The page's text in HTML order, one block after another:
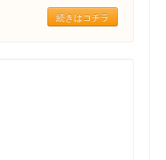
続きはコチラ